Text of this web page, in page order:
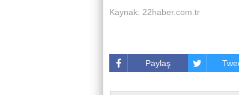
Kaynak: 22haber.com.tr
Paylaş